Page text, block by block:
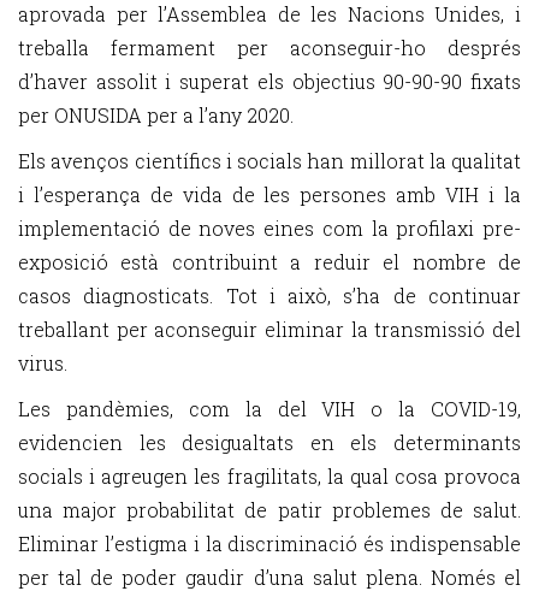
aprovada per l’Assemblea de les Nacions Unides, i
treballa fermament per aconseguir-ho després
d’haver assolit i superat els objectius 90-90-90 fixats
per ONUSIDA per a l’any 2020.
Els avenços científics i socials han millorat la qualitat
i l’esperança de vida de les persones amb VIH i la
implementació de noves eines com la profilaxi pre-
exposició està contribuint a reduir el nombre de
casos diagnosticats. Tot i això, s’ha de continuar
treballant per aconseguir eliminar la transmissió del
virus.
Les pandèmies, com la del VIH o la COVID-19,
evidencien les desigualtats en els determinants
socials i agreugen les fragilitats, la qual cosa provoca
una major probabilitat de patir problemes de salut.
Eliminar l’estigma i la discriminació és indispensable
per tal de poder gaudir d’una salut plena. Només el